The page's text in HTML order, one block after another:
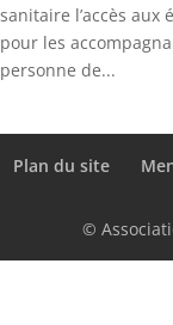
sanitaire l’accès
pour les
personne de...
Plan du site
©